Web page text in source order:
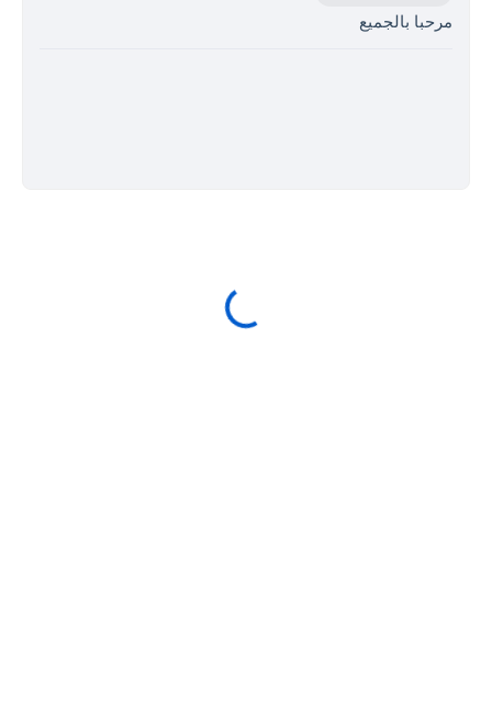
مرحبا بالجميع